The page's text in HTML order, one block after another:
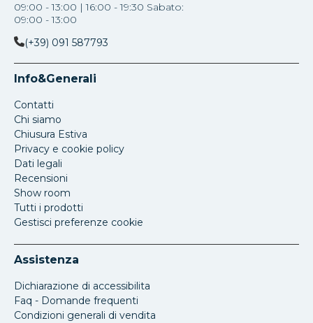
09:00 - 13:00 | 16:00 - 19:30 Sabato:
09:00 - 13:00
(+39) 091 587793
Info&Generali
Contatti
Chi siamo
Chiusura Estiva
Privacy e cookie policy
Dati legali
Recensioni
Show room
Tutti i prodotti
Gestisci preferenze cookie
Assistenza
Dichiarazione di accessibilita
Faq - Domande frequenti
Condizioni generali di vendita